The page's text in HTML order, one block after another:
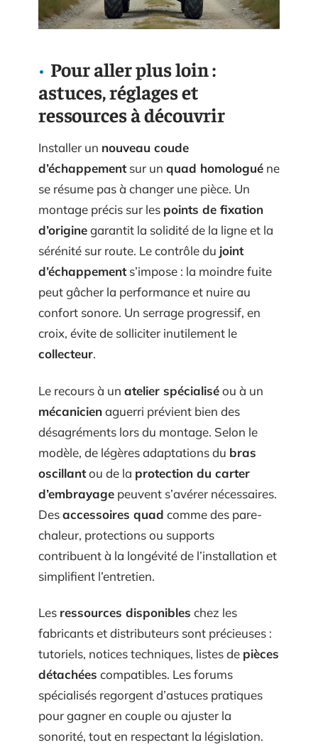
Pour aller plus loin :
astuces, réglages et
ressources à découvrir
Installer un nouveau coude
d’échappementsur un quad homologué ne
se résume pas à changer une pièce. Un
montage précis sur les points de fixation
d’originegarantit la solidité de la ligne et la
sérénité sur route. Le contrôle du joint
d’échappements’impose : la moindre fuite
peut gâcher la performance et nuire au
confort sonore. Un serrage progressif, en
croix, évite de solliciter inutilement le
collecteur.
Le recours à un atelier spécialiséou à un
mécanicienaguerri prévient bien des
désagréments lors du montage. Selon le
modèle, de légères adaptations du bras
oscillantou de la protection du carter
d’embrayage peuvent s’avérer nécessaires.
Desaccessoires quad comme des pare-
chaleur, protections ou supports
contribuent à la longévité de l’installation et
simplifient l’entretien.
Les ressources disponibles chez les
fabricants et distributeurs sont précieuses :
tutoriels, notices techniques, listes de pièces
détachées compatibles. Les forums
spécialisés regorgent d’astuces pratiques
pour gagner en couple ou ajuster la
sonorité, tout en respectant la législation.